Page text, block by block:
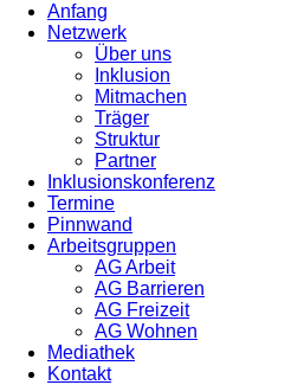
Anfang
Netzwerk
Über uns
Inklusion
Mitmachen
Träger
Struktur
Partner
Inklusionskonferenz
Termine
Pinnwand
Arbeitsgruppen
AG Arbeit
AG Barrieren
AG Freizeit
AG Wohnen
Mediathek
Kontakt